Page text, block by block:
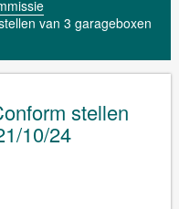
van 3 garageboxen
stellen
10/24